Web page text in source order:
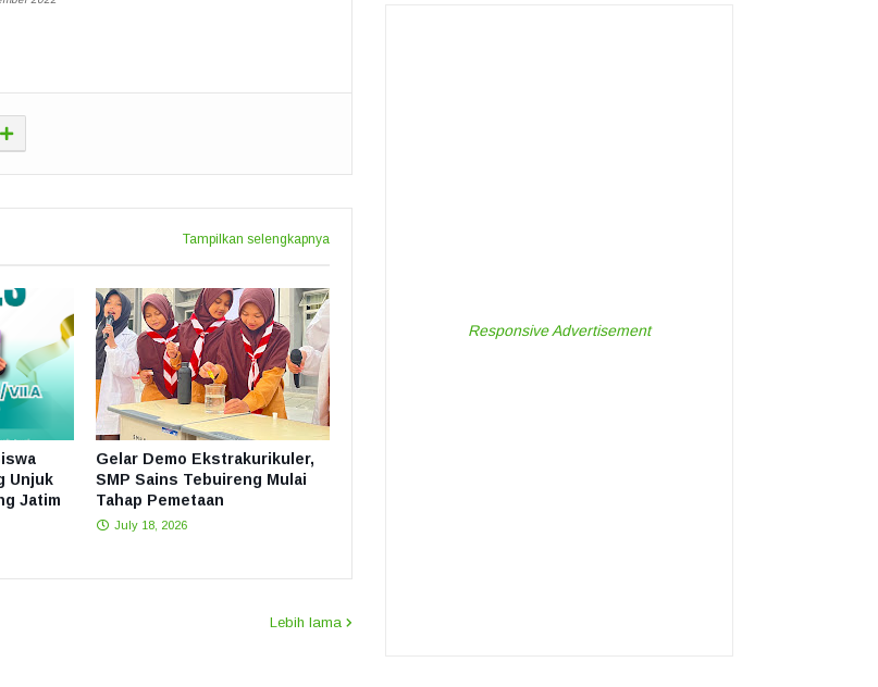
Tampilkan selengkapnya
Unjuk
Jatim
Gelar Demo Ekstrakurikuler,
SMP Sains Tebuireng Mulai
Tahap Pemetaan
July 18, 2026
Lebih lama
Responsive Advertisement